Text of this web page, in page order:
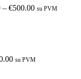
– €500.00 su PVM
su PVM